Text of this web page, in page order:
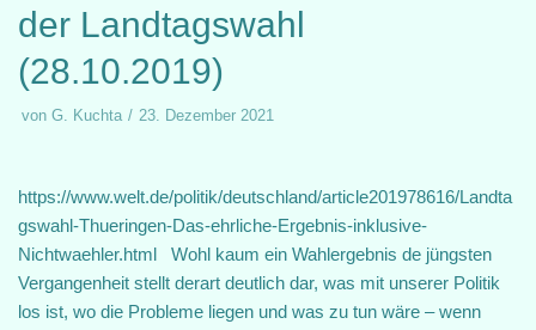
der Landtagswahl
(28.10.2019)
von G. Kuchta 23. Dezember 2021
https://www.welt.de/politik/deutschland/article201978616/Landta
gswahl-Thueringen-Das-ehrliche-Ergebnis-inklusive-
Nichtwaehler.html Wohl kaum ein Wahlergebnis de jüngsten
Vergangenheit stellt derart deutlich dar, was mit unserer Politik
los ist, wo die Probleme liegen und was zu tun wäre – wenn